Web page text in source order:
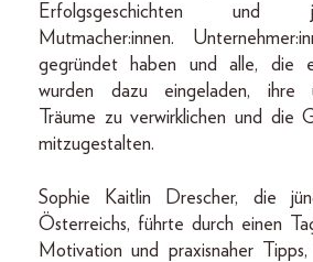
Erfolgsgeschichten und
Mutmacher:innen.
gegründet haben und alle, die
wurden dazu eingeladen, ihre
Träume zu verwirklichen und die
mitzugestalten.
Sophie Kaitlin Drescher, die
Österreichs, führte durch einen
Motivation und praxisnaher